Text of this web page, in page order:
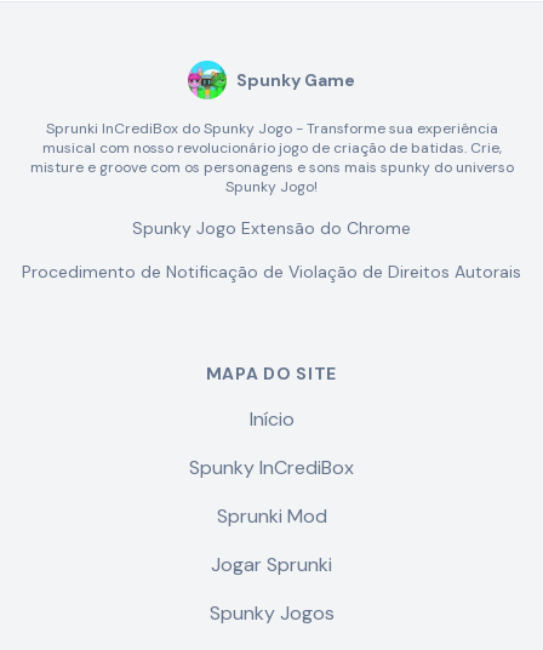
Spunky Game
Sprunki InCrediBox do Spunky Jogo - Transforme sua experiência
musical com nosso revolucionário jogo de criação de batidas. Crie,
misture e groove com os personagens e sons mais spunky do universo
Spunky Jogo!
Spunky Jogo Extensão do Chrome
Procedimento de Notificação de Violação de Direitos Autorais
MAPA DO SITE
Início
Spunky InCrediBox
Sprunki Mod
Jogar Sprunki
Spunky Jogos